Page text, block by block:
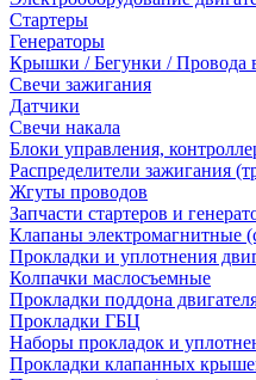
Стартеры
Генераторы
Крышки / Бегунки / Провода
Свечи зажигания
Датчики
Свечи накала
Блоки управления,
Распределители зажигания
Жгуты проводов
Запчасти стартеров и
Клапаны электромагнитные
Прокладки и уплотнения
Колпачки маслосъемные
Прокладки поддона
Прокладки ГБЦ
Наборы прокладок и
Прокладки клапанных